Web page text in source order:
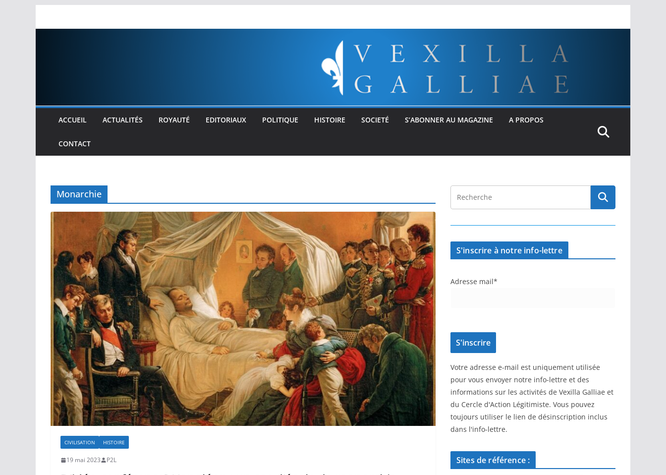
ACCUEIL ACTUALITÉS ROYAUTÉ EDITORIAUX POLITIQUE HISTOIRE SOCIETÉ S’ABONNER AU MAGAZINE A PROPOS
CONTACT
Monarchie
CIVILISATION HISTOIRE
19 mai 2023 P2L
S'inscrire à notre info-lettre
Adresse mail*
Votre adresse e-mail est uniquement utilisée
pour vous envoyer notre info-lettre et des
informations sur les activités de Vexilla Galliae et
du Cercle d'Action Légitimiste. Vous pouvez
toujours utiliser le lien de désinscription inclus
dans l'info-lettre.
Sites de référence :